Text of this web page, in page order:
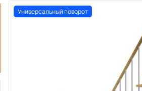
Универсальный поворот